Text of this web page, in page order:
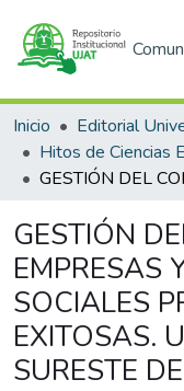
Inicio Editorial
GESTIÓN
EMPRESAS
SOCIALES
EXITOSAS.
SURESTE